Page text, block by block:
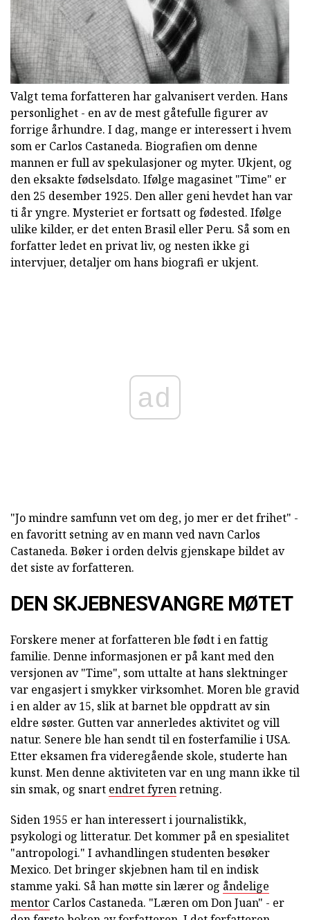
Valgt tema forfatteren har galvanisert verden. Hans
personlighet - en av de mest gåtefulle figurer av
forrige århundre. I dag, mange er interessert i hvem
som er Carlos Castaneda. Biografien om denne
mannen er full av spekulasjoner og myter. Ukjent, og
den eksakte fødselsdato. Ifølge magasinet "Time" er
den 25 desember 1925. Den aller geni hevdet han var
ti år yngre. Mysteriet er fortsatt og fødested. Ifølge
ulike kilder, er det enten Brasil eller Peru. Så som en
forfatter ledet en privat liv, og nesten ikke gi
intervjuer, detaljer om hans biografi er ukjent.
ad
"Jo mindre samfunn vet om deg, jo mer er det frihet" -
en favoritt setning av en mann ved navn Carlos
Castaneda. Bøker i orden delvis gjenskape bildet av
det siste av forfatteren.
DEN SKJEBNESVANGRE MØTET
Forskere mener at forfatteren ble født i en fattig
familie. Denne informasjonen er på kant med den
versjonen av "Time", som uttalte at hans slektninger
var engasjert i smykker virksomhet. Moren ble gravid
i en alder av 15, slik at barnet ble oppdratt av sin
eldre søster. Gutten var annerledes aktivitet og vill
natur. Senere ble han sendt til en fosterfamilie i USA.
Etter eksamen fra videregående skole, studerte han
kunst. Men denne aktiviteten var en ung mann ikke til
sin smak, og snart endret fyrenretning.
Siden 1955 er han interessert i journalistikk,
psykologi og litteratur. Det kommer på en spesialitet
"antropologi." I avhandlingen studenten besøker
Mexico. Det bringer skjebnen ham til en indisk
stamme yaki. Så han møtte sin lærer og åndelige
mentor Carlos Castaneda. "Læren om Don Juan" - er